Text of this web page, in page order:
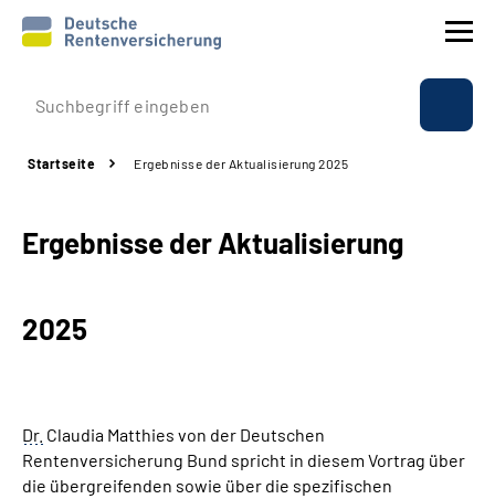
Prävention
Rente
Über uns & Presse
Online-Services
Startseite Ergebnisse der Aktualisierung 2025
Ergebnisse der Aktualisierung
2025
Dr. Claudia Matthies von der Deutschen
Rentenversicherung Bund spricht in diesem Vortrag über
die übergreifenden sowie über die spezifischen